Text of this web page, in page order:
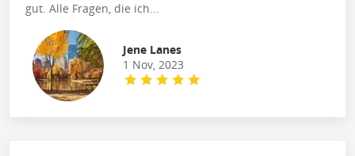
gut. Alle Fragen, die ich...
Jene Lanes
1 Nov, 2023